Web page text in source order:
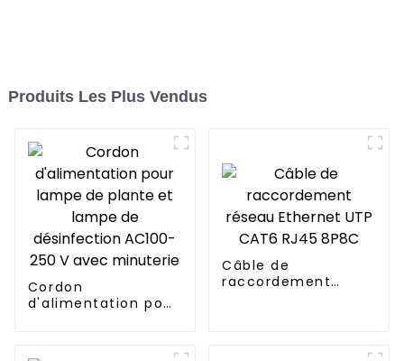
Produits Les Plus Vendus
Cordon
d'alimentation pour
Câble de
raccordement